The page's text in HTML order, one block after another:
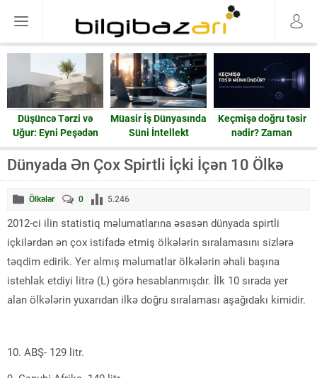
Düşüncə Tərzi və
Uğur: Eyni Peşədən
Fərqli Nəticələrə
Gedən Yol
Müasir İş Dünyasında
Süni İntellekt
Keçmişə doğru təsir
nədir? Zaman
həqiqətən geri işləyə
bilərmi?
Dünyada Ən Çox Spirtli İçki İçən 10 Ölkə
Ölkələr 0 5.246
2012-ci ilin statistiq məlumatlarına əsasən dünyada spirtli
içkilərdən ən çox istifadə etmiş ölkələrin sıralamasını sizlərə
təqdim edirik. Yer almış məlumatlar ölkələrin əhali başına
istehlak etdiyi litrə (L) görə hesablanmışdır. İlk 10 sırada yer
alan ölkələrin yuxarıdan ilkə doğru sıralaması aşağıdakı kimidir.
10. ABŞ- 129 litr.